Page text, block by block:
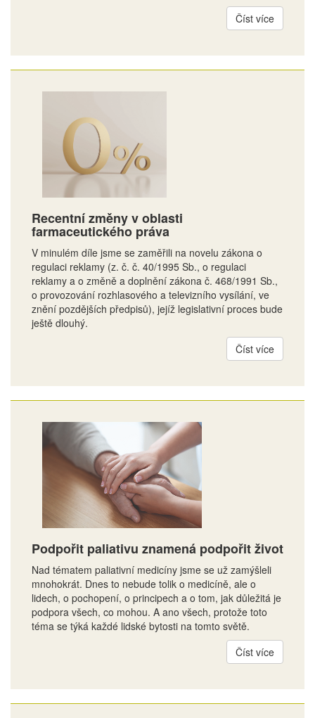
Číst více
Recentní změny v oblasti
farmaceutického práva
V minulém díle jsme se zaměřili na novelu zákona o
regulaci reklamy (z. č. č. 40/1995 Sb., o regulaci
reklamy a o změně a doplnění zákona č. 468/1991 Sb.,
o provozování rozhlasového a televizního vysílání, ve
znění pozdějších předpisů), jejíž legislativní proces bude
ještě dlouhý.
Číst více
Podpořit paliativu znamená podpořit život
Nad tématem paliativní medicíny jsme se už zamýšleli
mnohokrát. Dnes to nebude tolik o medicíně, ale o
lidech, o pochopení, o principech a o tom, jak důležitá je
podpora všech, co mohou. A ano všech, protože toto
téma se týká každé lidské bytosti na tomto světě.
Číst více